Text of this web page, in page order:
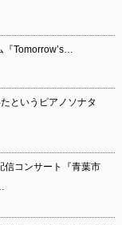
Tomorrow’s…
というピアノソナタ
信コンサート『青葉市